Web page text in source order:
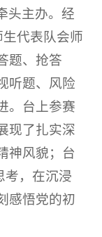
头主办。经
代表队会师
题、抢答
听题、风险
。台上参赛
现了扎实深
神风貌；台
考，在沉浸
感悟党的初